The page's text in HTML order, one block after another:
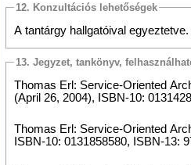
12. Konzultációs lehetőségek
A tantárgy hallgatóival egyeztetve.
13. Jegyzet, tankönyv,
Thomas Erl: Service-Oriented
(April 26, 2004), ISBN-10:
Thomas Erl: Service-Oriented
ISBN-10: 0131858580, ISBN-13: